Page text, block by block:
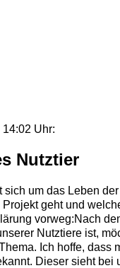
Uhr:
Nutztier
um das Leben
geht und
vorweg:Nach
Nutztiere ist,
Ich hoffe,
Dieser sieht